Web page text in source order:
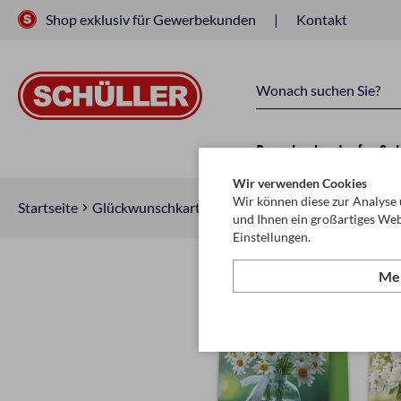
Shop exklusiv für Gewerbekunden Kontakt
Raucherbedarf
Startseite Glückwunschkarten & Papeterie
Wir verwenden Cookies
Wir können diese zur
und Ihnen ein großartiges
Einstellungen.